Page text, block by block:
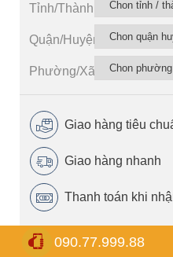
Tỉnh/Thành
Quận/Huyện
Phường/Xã
Giao hàng tiêu
Giao hàng nhanh
Thanh toán khi
090.77.999.88